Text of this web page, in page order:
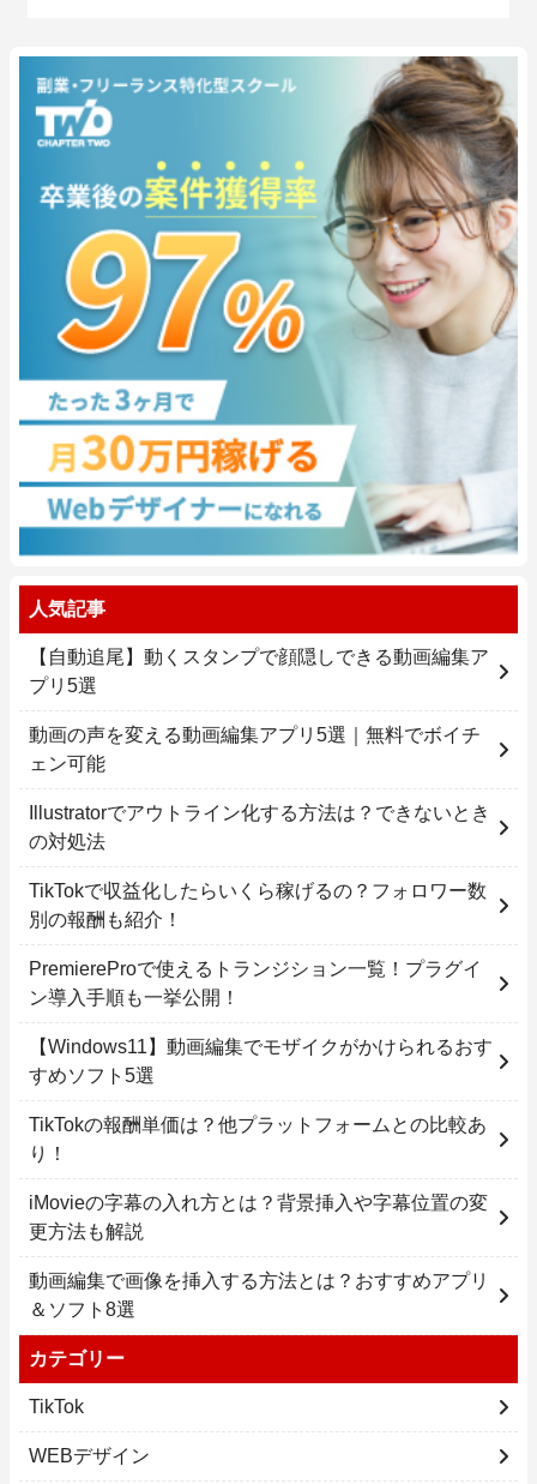
人気記事
【自動追尾】動くスタンプで顔隠しできる動画編集ア
プリ5選
動画の声を変える動画編集アプリ5選｜無料でボイチ
ェン可能
Illustratorでアウトライン化する方法は？できないとき
の対処法
TikTokで収益化したらいくら稼げるの？フォロワー数
別の報酬も紹介！
PremiereProで使えるトランジション一覧！プラグイ
ン導入手順も一挙公開！
【Windows11】動画編集でモザイクがかけられるおす
すめソフト5選
TikTokの報酬単価は？他プラットフォームとの比較あ
り！
iMovieの字幕の入れ方とは？背景挿入や字幕位置の変
更方法も解説
動画編集で画像を挿入する方法とは？おすすめアプリ
＆ソフト8選
カテゴリー
TikTok
WEBデザイン